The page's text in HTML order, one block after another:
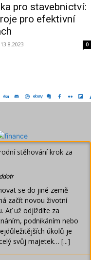
pro stavebnictví:
pro efektivní
13.8.2023 0
stěhování krok za
se do jiné země
začít novou životní
Ať už odjíždíte za
podnikáním nebo
úkolů je
svůj majetek… [...]